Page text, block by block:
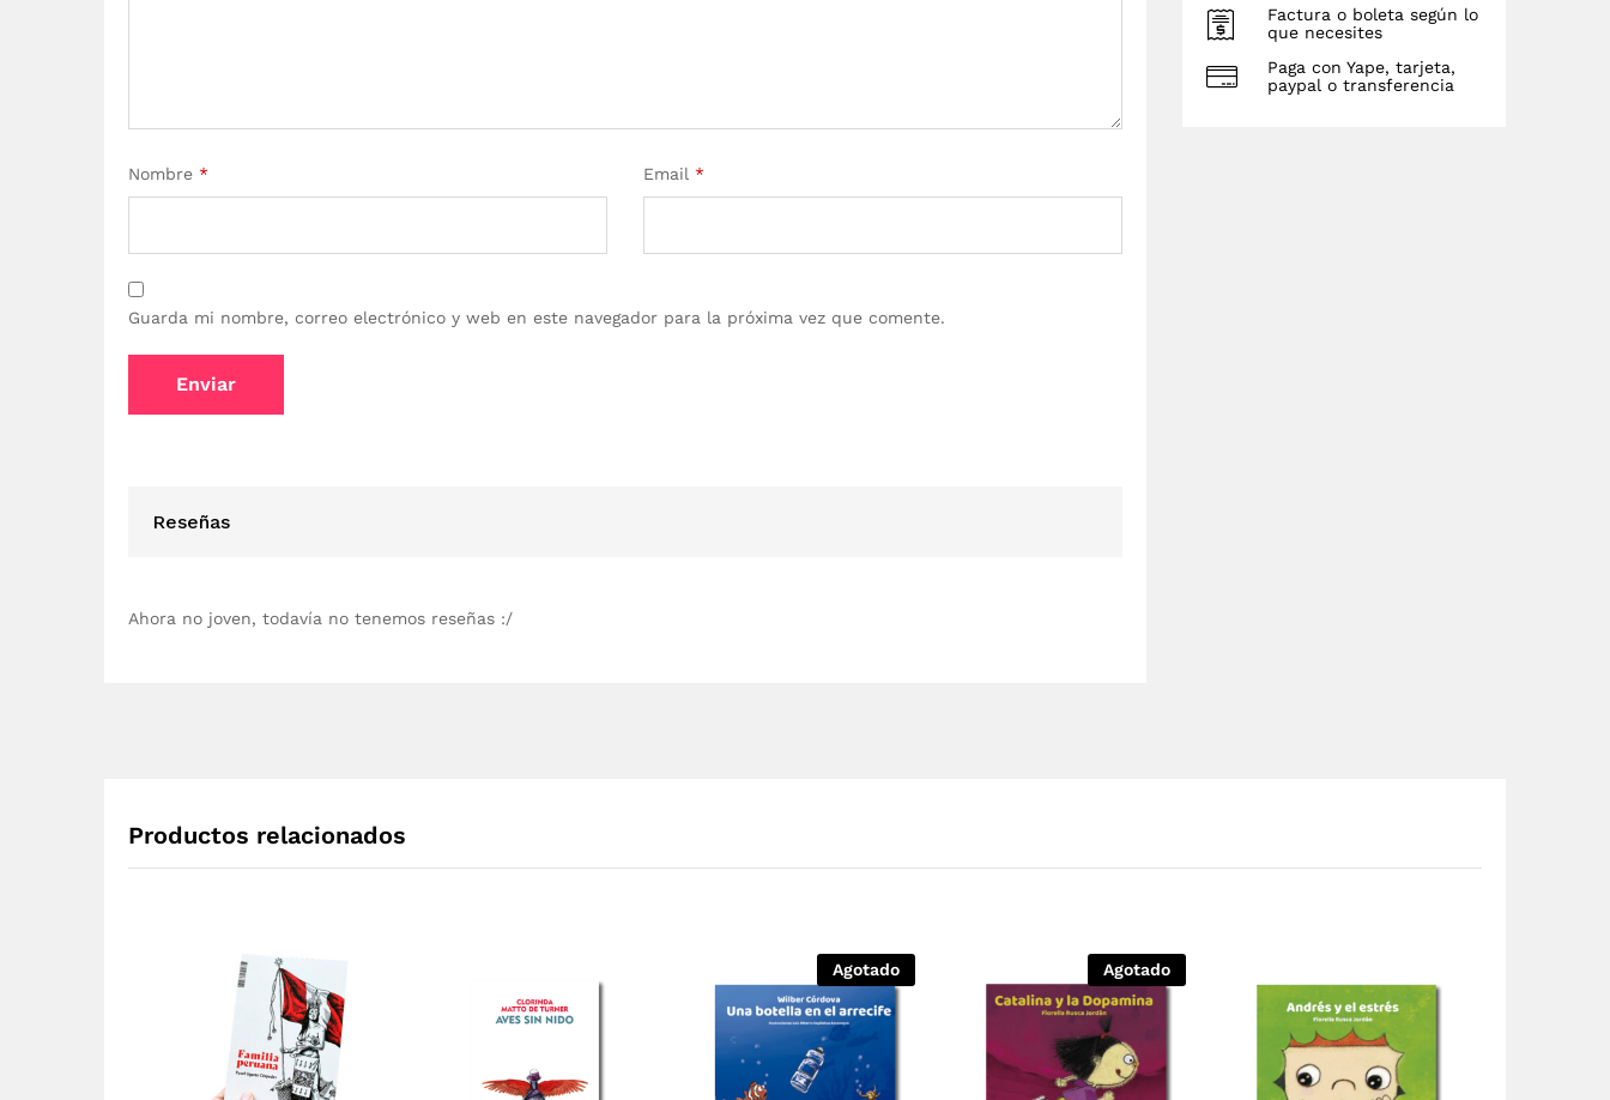
Nombre * Email *
Guarda mi nombre, correo electrónico y web en este navegador para la próxima vez que comente.
Reseñas
Ahora no joven, todavía no tenemos reseñas :/
Factura o boleta según lo
que necesites
Paga con Yape, tarjeta,
paypal o transferencia
Productos relacionados
Agotado Agotado